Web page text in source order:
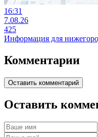
16:31
7.08.26
425
Информация для
Комментарии
Оставить комментарий
Оставить